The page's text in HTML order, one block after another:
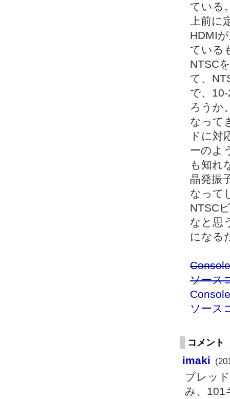
ている
上前
HDMI
ている
NTSC
て、
で、
ろうか
なって
ドに対
ーのよ
も知れ
晶発振
なって
NTSC
なと思
になる
ソース
ソース
コメント
imaki
ブレッ
み、101